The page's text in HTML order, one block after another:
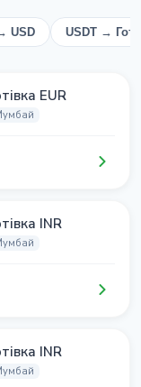
USD USDT →
EUR
INR
INR